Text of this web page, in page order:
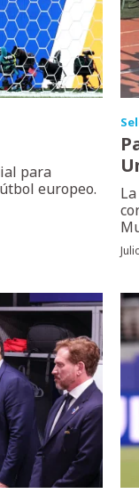
para
europeo.